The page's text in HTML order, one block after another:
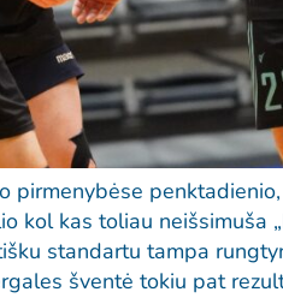
pirmenybėse
kol kas toliau neišsimuša
standartu tampa
šventė tokiu pat